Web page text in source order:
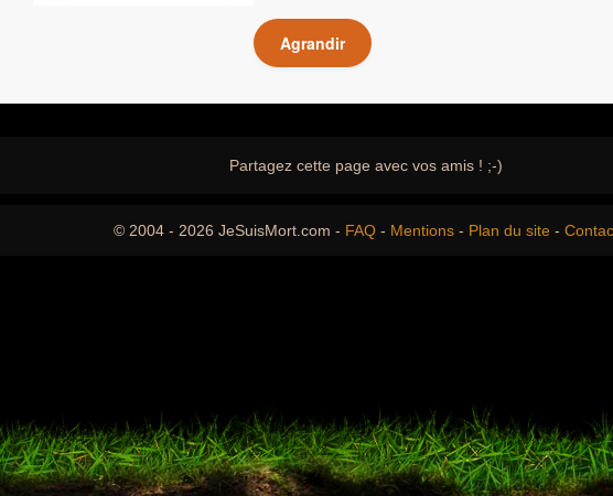
Agrandir
Partagez cette page avec vos amis ! ;-)
© 2004 - 2026 JeSuisMort.com - FAQ - Mentions - Plan du site -